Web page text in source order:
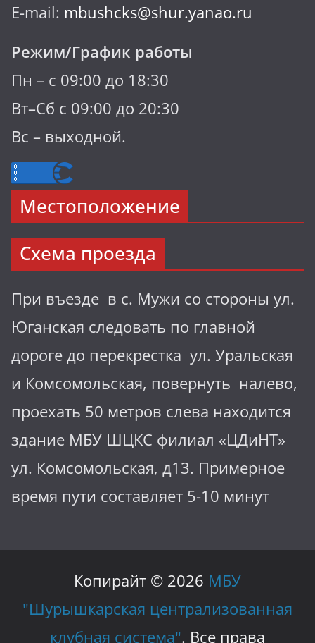
E-mail: mbushcks@shur.yanao.ru
Режим/График работы
Пн – с 09:00 до 18:30
Вт–Сб с 09:00 до 20:30
Вс – выходной.
Местоположение
Схема проезда
При въезде в с. Мужи со стороны ул.
Юганская следовать по главной
дороге до перекрестка ул. Уральская
и Комсомольская, повернуть налево,
проехать 50 метров слева находится
здание МБУ ШЦКС филиал «ЦДиНТ»
ул. Комсомольская, д13. Примерное
время пути составляет 5-10 минут
Копирайт © 2026 МБУ
"Шурышкарская централизованная
клубная система". Все права